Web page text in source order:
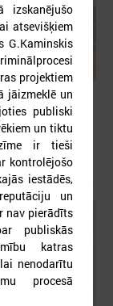
izskanējušo
atsevišķiem
G.Kaminskis
projektiem
jāizmeklē un
publiski
un tiktu
ir tieši
kontrolējošo
iestādēs,
un
nav pierādīts
publiskās
katras
nenodarītu
procesā